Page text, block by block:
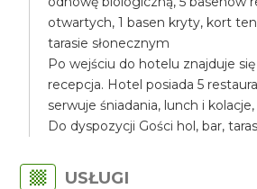
otwartych, 1 basen kryty, kort
tarasie słonecznym
Po wejściu do hotelu znajduje
recepcja. Hotel posiada 5
serwuje śniadania, lunch i
Do dyspozycji Gości hol, bar,
USŁUGI